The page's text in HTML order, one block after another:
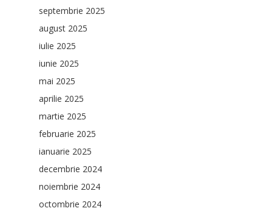
septembrie 2025
august 2025
iulie 2025
iunie 2025
mai 2025
aprilie 2025
martie 2025
februarie 2025
ianuarie 2025
decembrie 2024
noiembrie 2024
octombrie 2024